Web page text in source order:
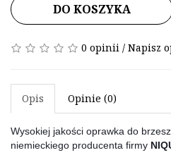
DO KOSZYKA
0 opinii / Napisz
Opis Opinie (0)
Wysokiej jakości oprawka do
niemieckiego producenta firmy